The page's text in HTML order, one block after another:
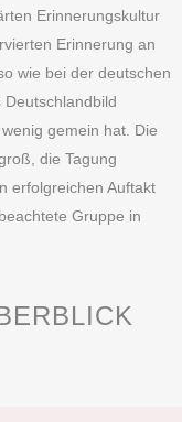
Erinnerungskultur
Erinnerung an
wie bei der deutschen
gemein hat. Die
die Tagung
erfolgreichen Auftakt
Gruppe in